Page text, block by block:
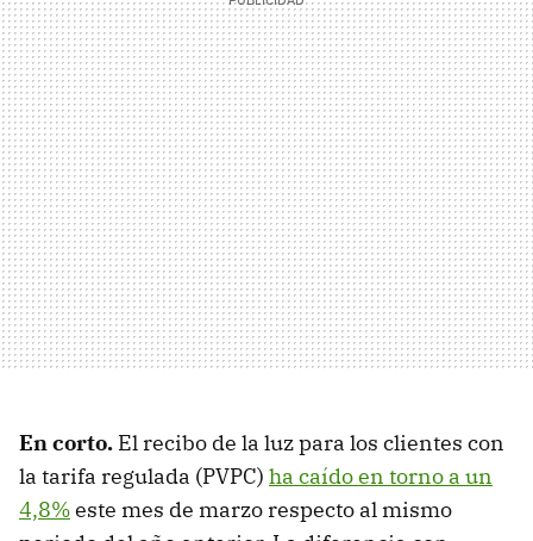
En corto. El recibo de la luz para los clientes con
la tarifa regulada (PVPC) ha caído en torno a un
4,8%este mes de marzo respecto al mismo